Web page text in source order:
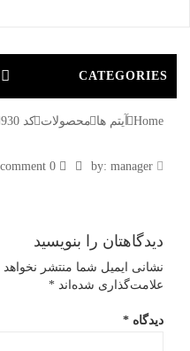
CATEGORIES
Home آیتم ها محصولات کد 930
930
manager
دیدگاهتان را بنویسید
نشانی ایمیل شما منتشر
علامت‌گذاری شده‌اند *
دیدگاه *